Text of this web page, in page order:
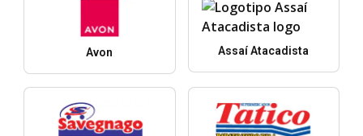
Avon Assaí Atacadista